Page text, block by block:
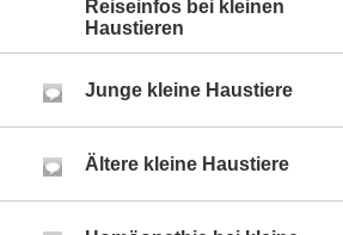
Reiseinfos bei kleinen
Haustieren
Junge kleine Haustiere
Ältere kleine Haustiere